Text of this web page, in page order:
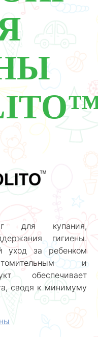
купания,
гигиены.
уход за ребенком
и
обеспечивает
сводя к минимуму